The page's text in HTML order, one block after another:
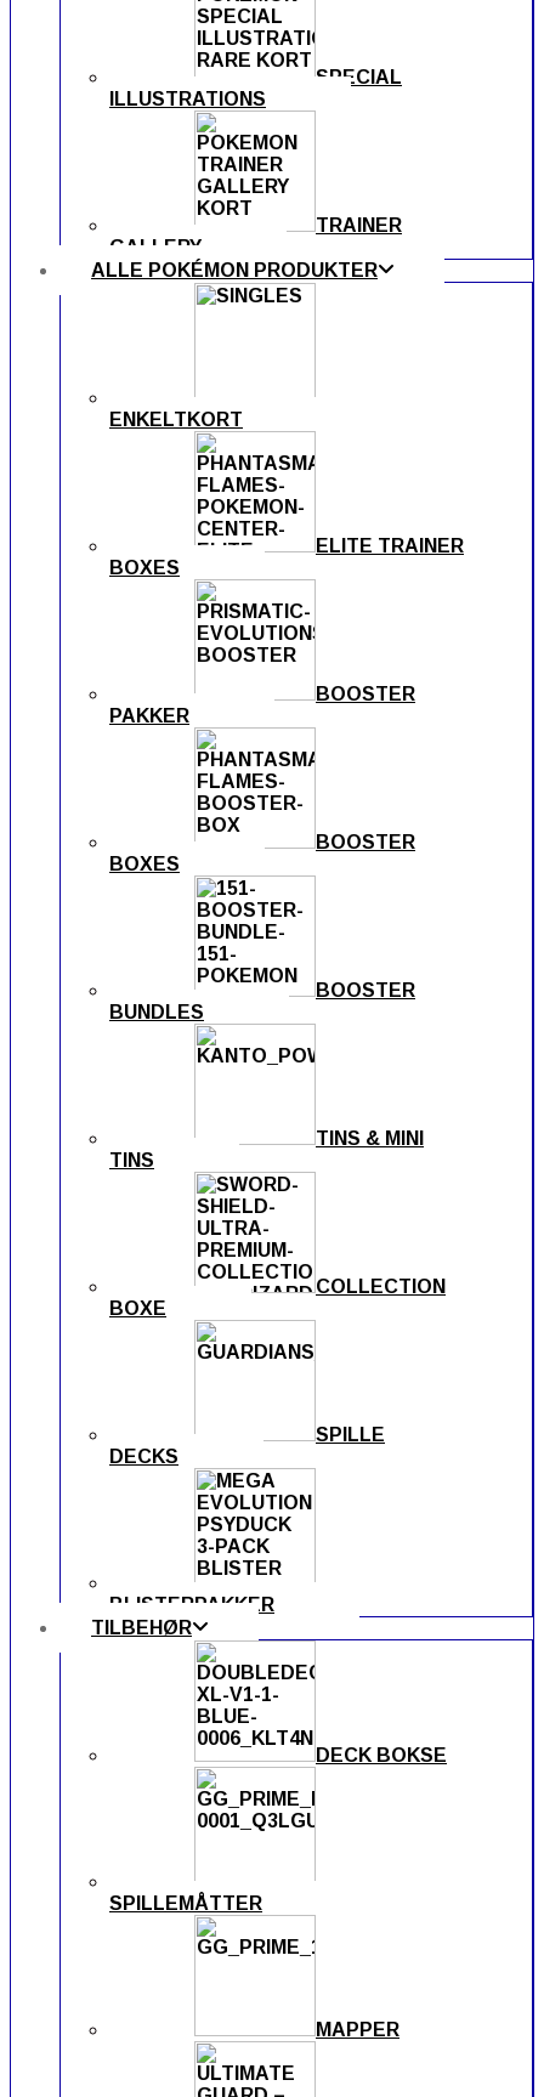
SPECIAL
ILLUSTRATIONS
TRAINER
GALLERY
ALLE POKÉMON PRODUKTER
ENKELTKORT
ELITE TRAINER
BOXES
BOOSTER
PAKKER
BOOSTER
BOXES
BOOSTER
BUNDLES
TINS & MINI
TINS
COLLECTION
BOXE
SPILLE
DECKS
BLISTERPAKKER
TILBEHØR
DECK BOKSE
SPILLEMÅTTER
MAPPER